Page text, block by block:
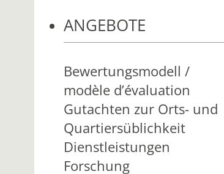
ANGEBOTE
Bewertungsmodell /
modèle d’évaluation
Gutachten zur Orts- und
Quartiersüblichkeit
Dienstleistungen
Forschung